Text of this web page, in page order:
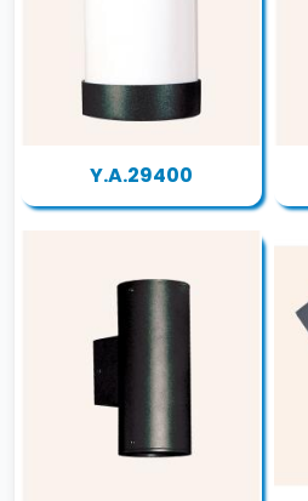
Y.A.29400